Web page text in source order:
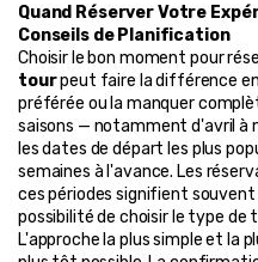
Quand Réserver Votre
Conseils de Planification
Choisir le bon moment pour
tour peut faire la différence
préférée ou la manquer
saisons — notamment d'avril à
les dates de départ les plus
semaines à l'avance. Les
ces périodes signifient
possibilité de choisir le type de
L'approche la plus simple et la